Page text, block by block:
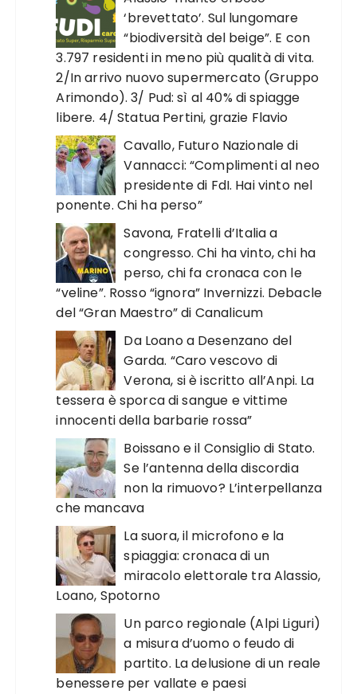
‘brevettato’. Sul lungomare
“biodiversità del beige”. E con
3.797 residenti in meno più qualità di vita.
2/In arrivo nuovo supermercato (Gruppo
Arimondo). 3/ Pud: sì al 40% di spiagge
libere. 4/ Statua Pertini, grazie Flavio
Cavallo, Futuro Nazionale di
Vannacci: “Complimenti al neo
presidente di FdI. Hai vinto nel
ponente. Chi ha perso”
Savona, Fratelli d’Italia a
congresso. Chi ha vinto, chi ha
perso, chi fa cronaca con le
“veline”. Rosso “ignora” Invernizzi. Debacle
del “Gran Maestro” di Canalicum
Da Loano a Desenzano del
Garda. “Caro vescovo di
Verona, si è iscritto all’Anpi. La
tessera è sporca di sangue e vittime
innocenti della barbarie rossa”
Boissano e il Consiglio di Stato.
Se l’antenna della discordia
non la rimuovo? L’interpellanza
che mancava
La suora, il microfono e la
spiaggia: cronaca di un
miracolo elettorale tra Alassio,
Loano, Spotorno
Un parco regionale (Alpi Liguri)
a misura d’uomo o feudo di
partito. La delusione di un reale
benessere per vallate e paesi